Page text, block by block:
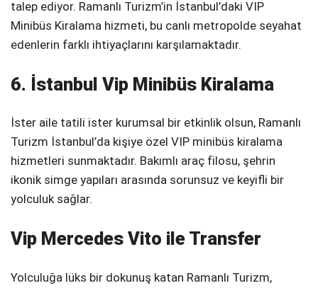
talep ediyor. Ramanlı Turizm’in İstanbul’daki VIP
Minibüs Kiralama hizmeti, bu canlı metropolde seyahat
edenlerin farklı ihtiyaçlarını karşılamaktadır.
6. İstanbul Vip Minibüs Kiralama
İster aile tatili ister kurumsal bir etkinlik olsun, Ramanlı
Turizm İstanbul’da kişiye özel VIP minibüs kiralama
hizmetleri sunmaktadır. Bakımlı araç filosu, şehrin
ikonik simge yapıları arasında sorunsuz ve keyifli bir
yolculuk sağlar.
Vip Mercedes Vito ile Transfer
Yolculuğa lüks bir dokunuş katan Ramanlı Turizm,